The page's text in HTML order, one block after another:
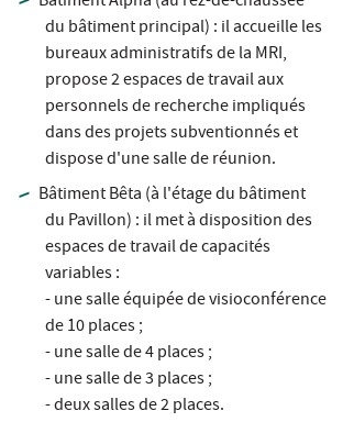
du bâtiment principal) : il accueille les
bureaux administratifs de la MRI,
propose 2 espaces de travail aux
personnels de recherche impliqués
dans des projets subventionnés et
dispose d'une salle de réunion.
Bâtiment Bêta (à l'étage du bâtiment
du Pavillon) : il met à disposition des
espaces de travail de capacités
variables :
- une salle équipée de visioconférence
de 10 places ;
- une salle de 4 places ;
- une salle de 3 places ;
- deux salles de 2 places.